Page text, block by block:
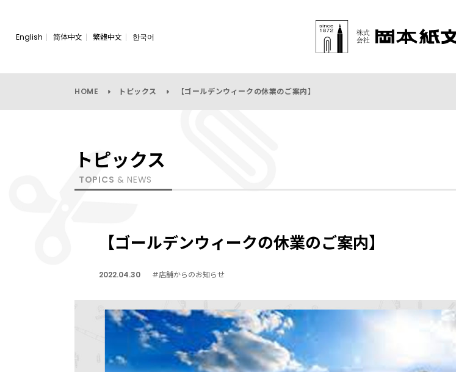
English 简体中文 繁體中文 한국어
HOME トピックス 【ゴールデンウィークの休業のご案内】
トピックス
TOPICS & NEWS
【ゴールデンウィークの休業のご案内】
2022.04.30 #店舗からのお知らせ